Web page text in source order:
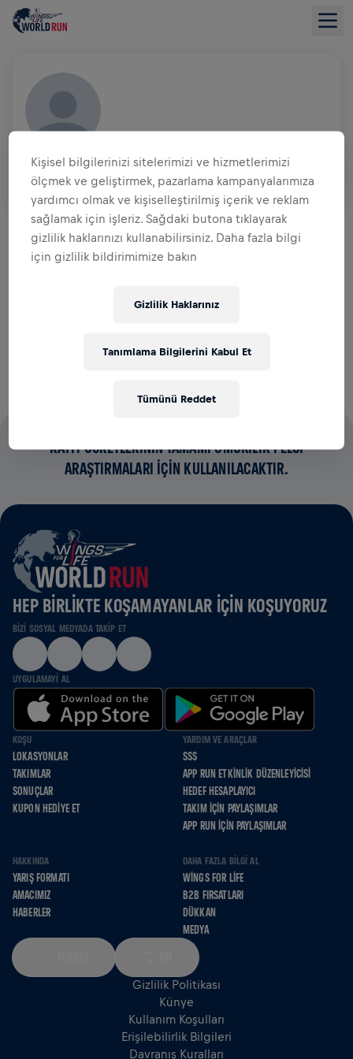
MITALI JAIN
IND
BAĞIŞ TOPLAMAYA GENEL BAKIŞ
$0,00 TOPLANAN BAĞIŞ $0,00 HEDEF
omurilik felci araştırmaları için kullanılacak.
KAYIT ÜCRETLERİNİN TAMAMI OMURİLİK FELCİ
ARAŞTIRMALARI İÇİN KULLANILACAKTIR.
HEP BIRLIKTE KOŞAMAYANLAR IÇIN KOŞUYORUZ
BIZI SOSYAL MEDYADA TAKIP ET
UYGULAMAYI AL
KOŞU
LOKASYONLAR
TAKIMLAR
SONUÇLAR
KUPON HEDIYE ET
YARDIM VE ARAÇLAR
SSS
APP RUN ETKINLIK DÜZENLEYICISI
HEDEF HESAPLAYICI
TAKIM İÇIN PAYLAŞIMLAR
APP RUN İÇIN PAYLAŞIMLAR
HAKKINDA
YARIŞ FORMATI
AMACIMIZ
HABERLER
DAHA FAZLA BILGI AL
WINGS FOR LIFE
B2B FIRSATLARI
DÜKKAN
MEDYA
Gizlilik Politikası
Künye
Kullanım Koşulları
Erişilebilirlik Bilgileri
Davranış Kuralları
Kişisel bilgilerinizi sitelerimizi ve hizmetlerimizi
ölçmek ve geliştirmek, pazarlama kampanyalarımıza
yardımcı olmak ve kişiselleştirilmiş içerik ve reklam
sağlamak için işleriz. Sağdaki butona tıklayarak
gizlilik haklarınızı kullanabilirsiniz. Daha fazla bilgi
için gizlilik bildirimimize bakın
Gizlilik Haklarınız
Tümünü Reddet
Tanımlama Bilgilerini Kabul Et